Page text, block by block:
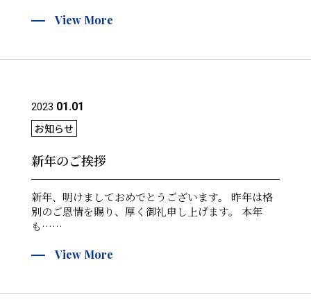
View More
2023 01.01
お知らせ
新年のご挨拶
新年、明けましておめでとうございます。 昨年は格
別のご恩情を賜り、厚く御礼申し上げます。 本年
も……
View More